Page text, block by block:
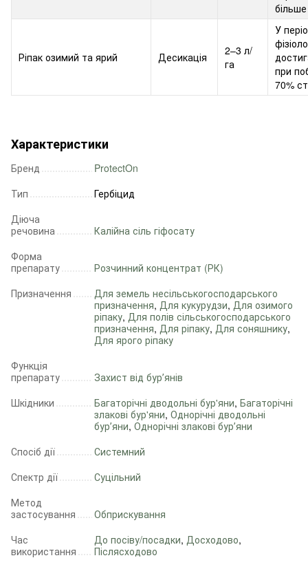
Ріпак озимий та ярий Десикація
2–3 л/
га
У
при
70%
Характеристики
Бренд
ProtectOn
Тип
Гербіцид
Діюча
речовина
Калійна сіль гіфосату
Форма
препарату
Розчинний концентрат (РК)
Призначення
Для земель несільськогосподарського
призначення, Для кукурудзи, Для озимого
ріпаку, Для полів сільськогосподарського
призначення, Для ріпаку, Для соняшнику,
Для ярого ріпаку
Функція
препарату
Захист від бурʼянів
Шкідники
Багаторічні дводольні бур'яни, Багаторічні
злакові бур'яни, Однорічні дводольні
бурʼяни, Однорічні злакові бурʼяни
Спосіб дії
Системний
Спектр дії
Суцільний
Метод
застосування
Обприскування
Час
використання
До посіву/посадки, Досходово,
Післясходово